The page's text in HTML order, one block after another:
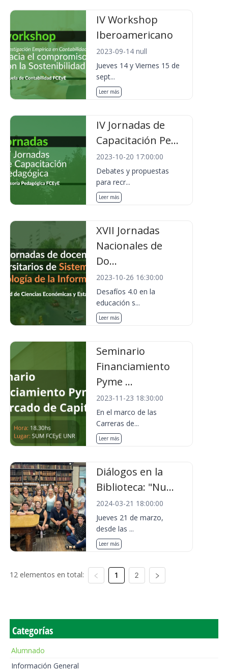
IV Workshop
Iberoamericano
2023-09-14 null
Jueves 14 y Viernes 15 de
sept...
Leer más
IV Jornadas de
Capacitación Pe...
2023-10-20 17:00:00
Debates y propuestas
para recr...
Leer más
XVII Jornadas
Nacionales de
Do...
2023-10-26 16:30:00
Desafíos 4.0 en la
educación s...
Leer más
Seminario
Financiamiento
Pyme ...
2023-11-23 18:30:00
En el marco de las
Carreras de...
Leer más
Diálogos en la
Biblioteca: "Nu...
2024-03-21 18:00:00
Jueves 21 de marzo,
desde las ...
Leer más
12 elementos en total: 1 2
Categorías
Alumnado
Información General